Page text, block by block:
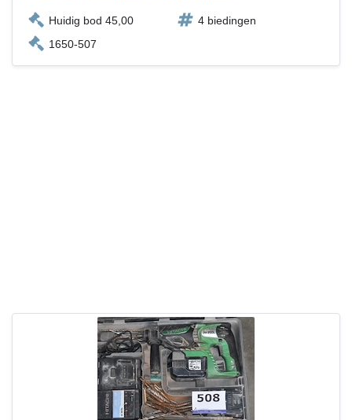
Huidig bod 45,00
4 biedingen
1650-507